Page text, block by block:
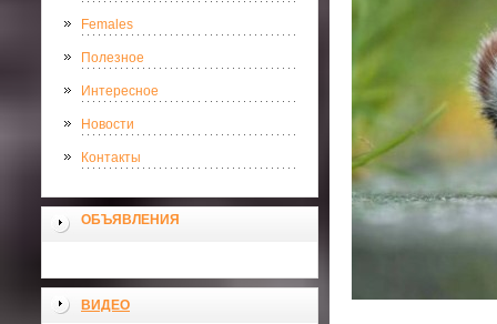
Females
Полезное
Интересное
Новости
Контакты
ОБЪЯВЛЕНИЯ
ВИДЕО